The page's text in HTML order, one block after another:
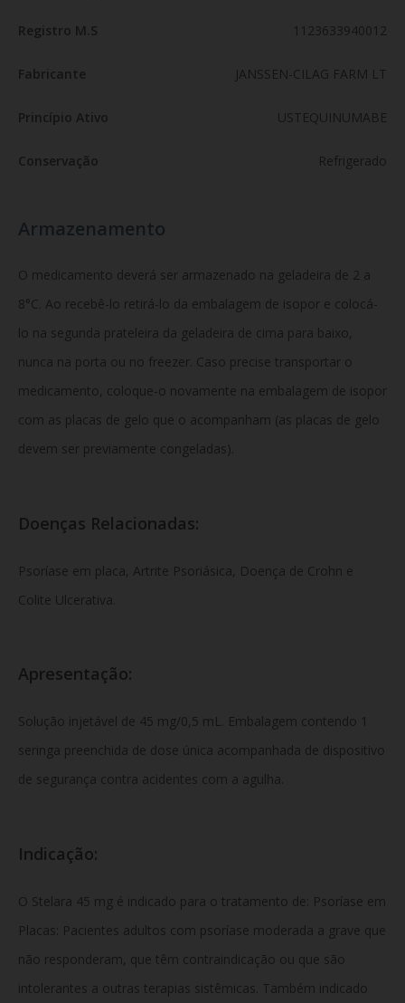
Registro M.S 1123633940012
Fabricante JANSSEN-CILAG FARM LT
Princípio Ativo USTEQUINUMABE
Conservação Refrigerado
Armazenamento
O medicamento deverá ser armazenado na geladeira de 2 a
8°C. Ao recebê-lo retirá-lo da embalagem de isopor e colocá-
lo na segunda prateleira da geladeira de cima para baixo,
nunca na porta ou no freezer. Caso precise transportar o
medicamento, coloque-o novamente na embalagem de isopor
com as placas de gelo que o acompanham (as placas de gelo
devem ser previamente congeladas).
Doenças Relacionadas:
Psoríase em placa, Artrite Psoriásica, Doença de Crohn e
Colite Ulcerativa.
Apresentação:
Solução injetável de 45 mg/0,5 mL. Embalagem contendo 1
seringa preenchida de dose única acompanhada de dispositivo
de segurança contra acidentes com a agulha.
Indicação:
O Stelara 45 mg é indicado para o tratamento de: Psoríase em
Placas: Pacientes adultos com psoríase moderada a grave que
não responderam, que têm contraindicação ou que são
intolerantes a outras terapias sistêmicas. Também indicado